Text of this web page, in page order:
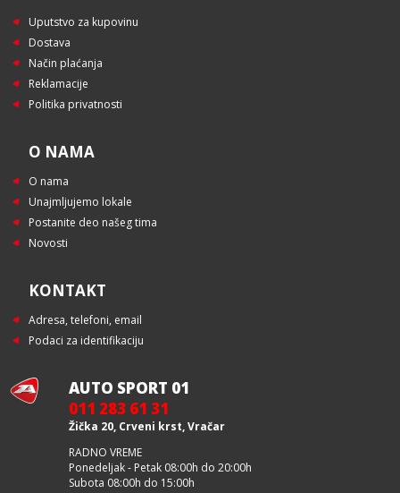
Uputstvo za kupovinu
Dostava
Način plaćanja
Reklamacije
Politika privatnosti
O NAMA
O nama
Unajmljujemo lokale
Postanite deo našeg tima
Novosti
KONTAKT
Adresa, telefoni, email
Podaci za identifikaciju
AUTO SPORT 01
011 283 61 31
Žička 20, Crveni krst, Vračar
RADNO VREME
Ponedeljak - Petak 08:00h do 20:00h
Subota 08:00h do 15:00h